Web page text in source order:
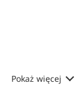
Pokaż więcej